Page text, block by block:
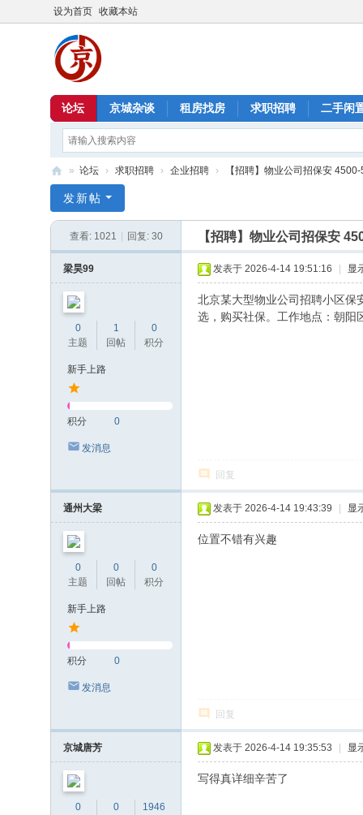
设为首页 收藏本站
论坛 京城杂谈 租房找房 求职招聘 二手闲
京
» 论坛 › 求职招聘 › 企业招聘 › 【招聘】物业公司招保安
发新帖
查看: 1021 回复: 30 【招聘】物业公司招保安
梁昊99
0
主题
1
回帖
0
积分
新手上路
积分 0
发消息
发表于 2026-4-14 19:51:16 显
北京某大型物业公司招聘小区保
选，购买社保。工作地点：朝阳
回复
通州大梁
0
主题
0
回帖
0
积分
新手上路
积分 0
发消息
发表于 2026-4-14 19:43:39 显
位置不错有兴趣
回复
京城唐芳
0
0
1946
发表于 2026-4-14 19:35:53 显
写得真详细辛苦了